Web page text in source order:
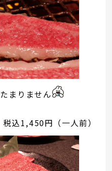
まりません
税込1,450円（一人前）